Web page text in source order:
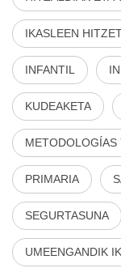
IKASLEEN
INFANTIL
KUDEAKETA
METODOLOGÍAS
PRIMARIA
SEGURTASUNA
UMEENGANDIK